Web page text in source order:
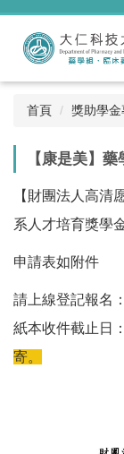
跳
內
首頁 獎助學金
【康是美】
【財團法人高清
系人才培育獎學
申請表如附件
請上線登記報名
紙本收件截止日
寄。